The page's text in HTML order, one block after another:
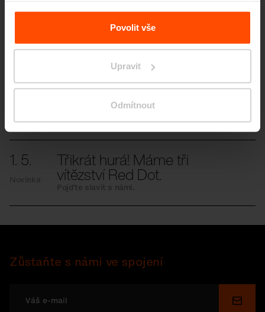
osobních údajů.
Povolit vše
Upravit
Odmítnout
Události
Studenti proměnili prostor
před školou
11. 6. Kolo je dnes vyjádřením
Rozhovor s naší designérkou Ivetou Krmíčkovou
1. 5.
Novinka
Třikrát hurá! Máme tři
vítězství Red Dot.
Pojďte slavit s námi.
Zůstaňte s námi ve spojení